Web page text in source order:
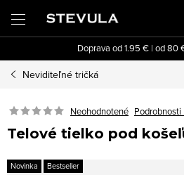
obsah
Doprava od 1.95 € | od 80
Neviditeľné tričká
Neohodnotené
Telové tielko pod
Novinka Bestseller